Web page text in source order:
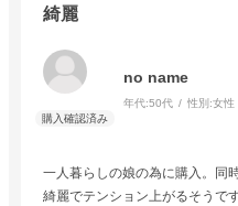
綺麗
no name
年代:50代 性別:女性
一人暮らしの娘の為に購入。同
綺麗でテンション上がるそうです